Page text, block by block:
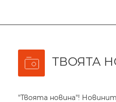
ТВОЯТА
"Твоята новина"!